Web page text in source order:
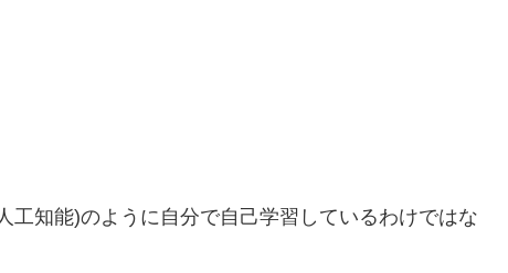
工知能)のように自分で自己学習しているわけではな